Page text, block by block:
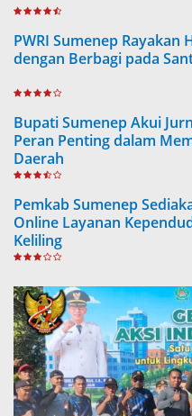
PWRI Sumenep Rayakan
dengan Berbagi pada
Bupati Sumenep Akui
Peran Penting dalam
Daerah
Pemkab Sumenep
Online Layanan
Keliling